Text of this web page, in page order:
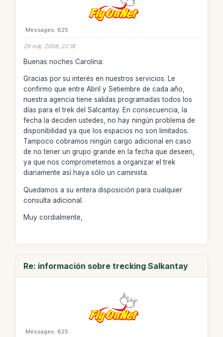
Messages: 825
29 máj. 2008, 22:18
Buenas noches Carolina:
Gracias por su interés en nuestros servicios. Le
confirmo que entre Abril y Setiembre de cada año,
nuestra agencia tiene salidas programadas todos los
días para el trek del Salcantay. En consecuencia, la
fecha la deciden ustedes, no hay ningún problema de
disponibilidad ya que los espacios no son limitados.
Tampoco cobramos ningún cargo adicional en caso
de no tener un grupo grande en la fecha que deseen,
ya que nos comprometemos a organizar el trek
diariamente así haya sólo un caminista.
Quedamos a su entera disposición para cualquier
consulta adicional.
Muy cordialmente,
Re: información sobre trecking Salkantay
Messages: 825